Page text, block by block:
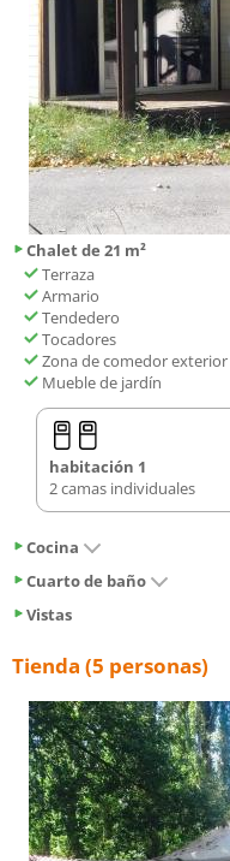
Chalet de 21 m²
Terraza
Armario
Tendedero
Tocadores
Zona de comedor exterior
Mueble de jardín
habitación 1
2 camas individuales
Cocina
Cuarto de baño
Vistas
Tienda (5 personas)